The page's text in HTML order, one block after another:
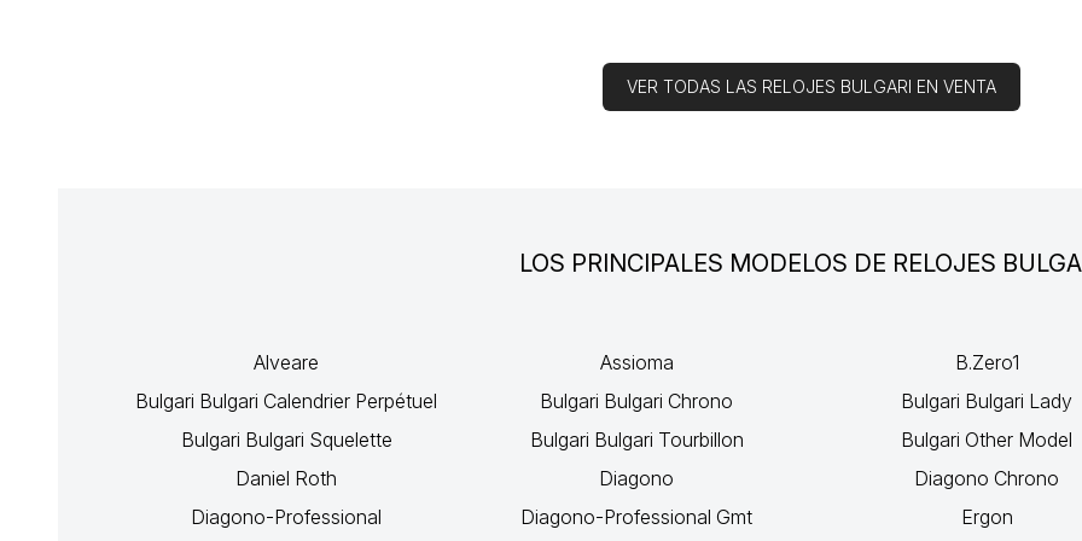
VER TODAS LAS RELOJES BULGARI EN VENTA
LOS PRINCIPALES MODELOS DE RELOJES
Alveare Assioma
B.Zero1
Bulgari Bulgari Calendrier Perpétuel
Bulgari Bulgari Chrono
Bulgari Bulgari Lady
Bulgari Bulgari Squelette
Bulgari Bulgari Tourbillon
Bulgari Other Model
Daniel Roth
Diagono
Diagono Chrono
Diagono-Professional
Diagono-Professional Gmt Ergon